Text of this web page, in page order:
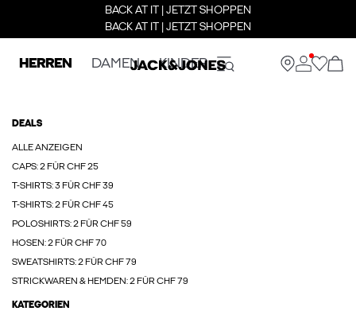
BACK AT IT | JETZT SHOPPEN
BACK AT IT | JETZT SHOPPEN
HERREN DAMEN KINDER
DEALS
ALLE ANZEIGEN
CAPS: 2 FÜR CHF 25
T-SHIRTS: 3 FÜR CHF 39
T-SHIRTS: 2 FÜR CHF 45
POLOSHIRTS: 2 FÜR CHF 59
HOSEN: 2 FÜR CHF 70
SWEATSHIRTS: 2 FÜR CHF 79
STRICKWAREN & HEMDEN: 2 FÜR CHF 79
KATEGORIEN